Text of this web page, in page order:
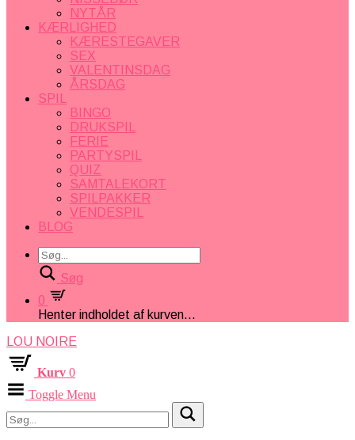
NYTÅR
KÆRLIGHED
KÆRESTEGAVER
SEX
VALENTINSDAG
ÅRSDAG
SPIL
BINGO
DRUKSPIL
FERIE
PARTYSPIL
QUIZ
SAMTALEKORT
SPILPAKKER
VENDESPIL
BLOG
Søg
0
Henter indholdet af kurven...
LOU NOIRE
Kurv 0
Toggle Menu